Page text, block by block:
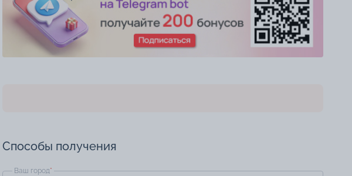
Способы получения
Ваш город*